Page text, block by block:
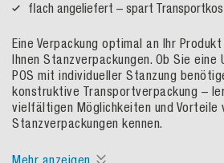
flach angeliefert – spart
Eine Verpackung optimal an Ihr
Ihnen Stanzverpackungen. Ob Sie eine
POS mit individueller Stanzung
konstruktive Transportverpackung –
vielfältigen Möglichkeiten und Vorteile
Stanzverpackungen kennen.
Mehr anzeigen